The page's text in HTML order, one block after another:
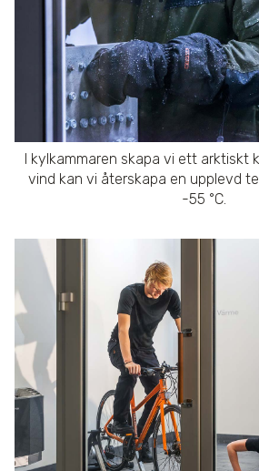
I kylkammaren skapa vi ett arktiskt
vind kan vi återskapa en upplevd
-55 °C.